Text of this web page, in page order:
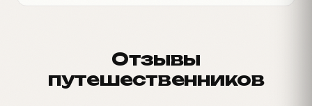
Отзывы
путешественников